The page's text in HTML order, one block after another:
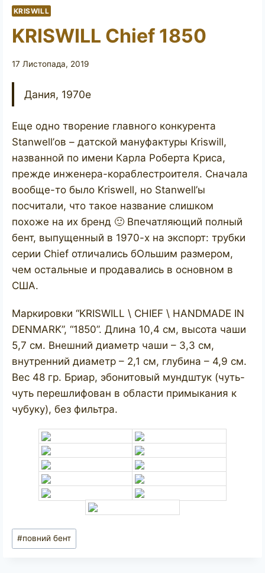
KRISWILL
KRISWILL Chief 1850
17 Листопада, 2019
Дания, 1970е
Еще одно творение главного конкурента
Stanwell’ов – датской мануфактуры Kriswill,
названной по имени Карла Роберта Криса,
прежде инженера-кораблестроителя. Сначала
вообще-то было Kriswell, но Stanwell’ы
посчитали, что такое название слишком
похоже на их бренд 🙂 Впечатляющий полный
бент, выпущенный в 1970-х на экспорт: трубки
серии Chief отличались бОльшим размером,
чем остальные и продавались в основном в
США.
Маркировки “KRISWILL \ CHIEF \ HANDMADE IN
DENMARK”, “1850”. Длина 10,4 см, высота чаши
5,7 см. Внешний диаметр чаши – 3,3 см,
внутренний диаметр – 2,1 см, глубина – 4,9 см.
Вес 48 гр. Бриар, эбонитовый мундштук (чуть-
чуть перешлифован в области примыкания к
чубуку), без фильтра.
Позначки
запису:
#повний бент